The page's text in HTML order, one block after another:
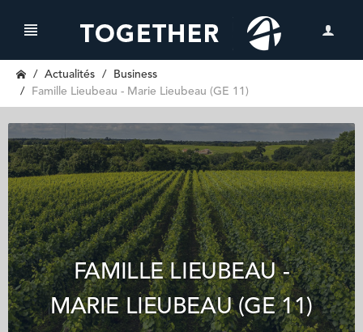
Actualités
Business
Famille Lieubeau - Marie Lieubeau (GE 11)
FAMILLE LIEUBEAU -
MARIE LIEUBEAU (GE 11)